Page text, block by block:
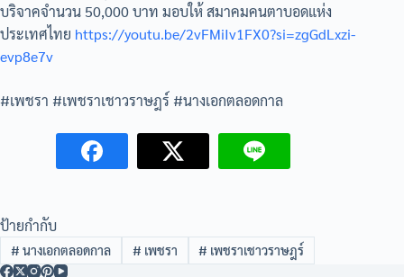
บริจาคจำนวน 50,000 บาท มอบให้ สมาคมคนตาบอดแห่ง
ประเทศไทย https://youtu.be/2vFMiIv1FX0?si=zgGdLxzi-
evp8e7v
#เพชรา #เพชราเชาวราษฎร์ #นางเอกตลอดกาล
ป้ายกำกับ
# นางเอกตลอดกาล # เพชรา # เพชราเชาวราษฎร์